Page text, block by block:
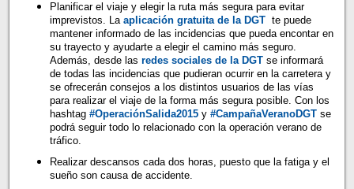
Planificar el viaje y elegir la ruta más segura para evitar
imprevistos. La aplicación gratuita de la DGTte puede
mantener informado de las incidencias que pueda encontar en
su trayecto y ayudarte a elegir el camino más seguro.
Además, desde las redes sociales de la DGTse informará
de todas las incidencias que pudieran ocurrir en la carretera y
se ofrecerán consejos a los distintos usuarios de las vías
para realizar el viaje de la forma más segura posible. Con los
hashtag #OperaciónSalida2015y #CampañaVeranoDGTse
podrá seguir todo lo relacionado con la operación verano de
tráfico.
Realizar descansos cada dos horas, puesto que la fatiga y el
sueño son causa de accidente.